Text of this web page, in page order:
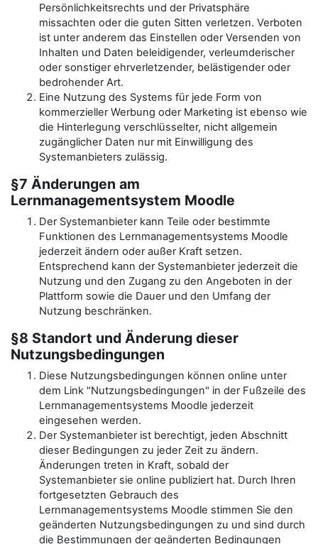
Persönlichkeitsrechts und der Privatsphäre
missachten oder die guten Sitten verletzen. Verboten
ist unter anderem das Einstellen oder Versenden von
Inhalten und Daten beleidigender, verleumderischer
oder sonstiger ehrverletzender, belästigender oder
bedrohender Art.
Eine Nutzung des Systems für jede Form von
kommerzieller Werbung oder Marketing ist ebenso wie
die Hinterlegung verschlüsselter, nicht allgemein
zugänglicher Daten nur mit Einwilligung des
Systemanbieters zulässig.
§7 Änderungen am
Lernmanagementsystem Moodle
Der Systemanbieter kann Teile oder bestimmte
Funktionen des Lernmanagementsystems Moodle
jederzeit ändern oder außer Kraft setzen.
Entsprechend kann der Systemanbieter jederzeit die
Nutzung und den Zugang zu den Angeboten in der
Plattform sowie die Dauer und den Umfang der
Nutzung beschränken.
§8 Standort und Änderung dieser
Nutzungsbedingungen
Diese Nutzungsbedingungen können online unter
dem Link "Nutzungsbedingungen" in der Fußzeile des
Lernmanagementsystems Moodle jederzeit
eingesehen werden.
Der Systemanbieter ist berechtigt, jeden Abschnitt
dieser Bedingungen zu jeder Zeit zu ändern.
Änderungen treten in Kraft, sobald der
Systemanbieter sie online publiziert hat. Durch Ihren
fortgesetzten Gebrauch des
Lernmanagementsystems Moodle stimmen Sie den
geänderten Nutzungsbedingungen zu und sind durch
die Bestimmungen der geänderten Bedingungen